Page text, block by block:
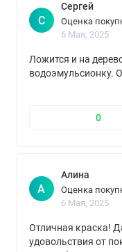
С
Сергей
Оценка
6 Мая, 2025
Ложится и на
водоэмульсионку.
0
А
Алина
Оценка
6 Мая, 2025
Отличная краска!
удовольствия от